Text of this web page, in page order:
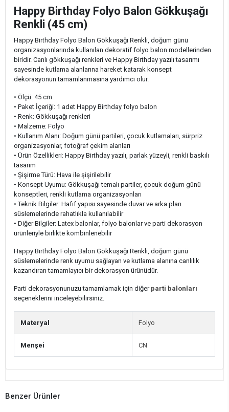
Happy Birthday Folyo Balon Gökkuşağı
Renkli (45 cm)
Happy Birthday Folyo Balon Gökkuşağı Renkli, doğum günü
organizasyonlarında kullanılan dekoratif folyo balon modellerinden
biridir. Canlı gökkuşağı renkleri ve Happy Birthday yazılı tasarımı
sayesinde kutlama alanlarına hareket katarak konsept
dekorasyonun tamamlanmasına yardımcı olur.
• Ölçü: 45 cm
• Paket İçeriği: 1 adet Happy Birthday folyo balon
• Renk: Gökkuşağı renkleri
• Malzeme: Folyo
• Kullanım Alanı: Doğum günü partileri, çocuk kutlamaları, sürpriz
organizasyonlar, fotoğraf çekim alanları
• Ürün Özellikleri: Happy Birthday yazılı, parlak yüzeyli, renkli baskılı
tasarım
• Şişirme Türü: Hava ile şişirilebilir
• Konsept Uyumu: Gökkuşağı temalı partiler, çocuk doğum günü
konseptleri, renkli kutlama organizasyonları
• Teknik Bilgiler: Hafif yapısı sayesinde duvar ve arka plan
süslemelerinde rahatlıkla kullanılabilir
• Diğer Bilgiler: Latex balonlar, folyo balonlar ve parti dekorasyon
ürünleriyle birlikte kombinlenebilir
Happy Birthday Folyo Balon Gökkuşağı Renkli, doğum günü
süslemelerinde renk uyumu sağlayan ve kutlama alanına canlılık
kazandıran tamamlayıcı bir dekorasyon ürünüdür.
Parti dekorasyonunuzu tamamlamak için diğer parti balonları
seçeneklerini inceleyebilirsiniz.
Materyal Folyo
Menşei CN
Benzer Ürünler